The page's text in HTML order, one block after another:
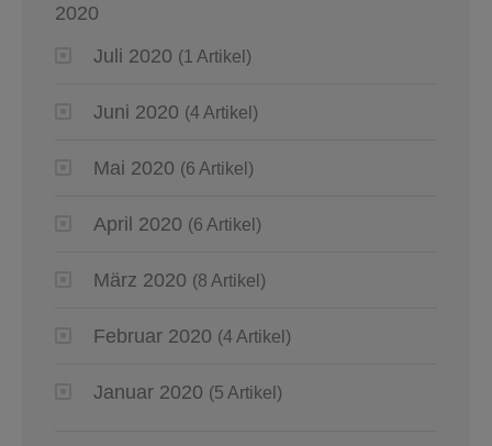
2020
Juli 2020 (1 Artikel)
Juni 2020 (4 Artikel)
Mai 2020 (6 Artikel)
April 2020 (6 Artikel)
März 2020 (8 Artikel)
Februar 2020 (4 Artikel)
Januar 2020 (5 Artikel)